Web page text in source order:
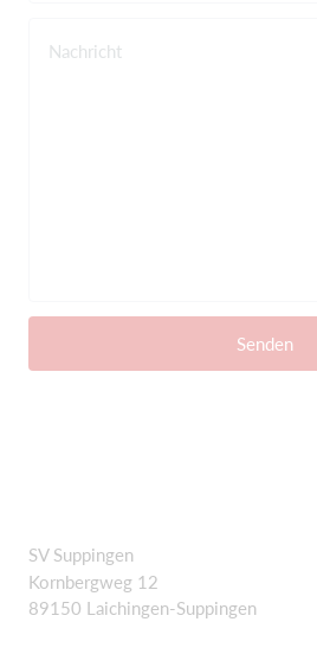
Nachricht
Senden
SV Suppingen
Kornbergweg 12
89150 Laichingen-Suppingen